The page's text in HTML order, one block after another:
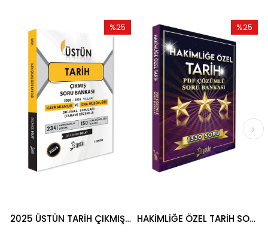
2025 ÜSTÜN TARİH ÇIKMIŞ SORU BANKASI
%25
%25İndirim
HAKİMLİĞE ÖZEL TARİH SORU BANKASI 2026
%25
İndirim